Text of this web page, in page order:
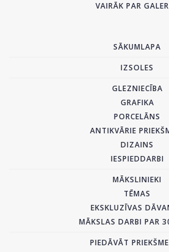
VAIRĀK PAR
SĀKUMLAPA
IZSOLES
GLEZNIECĪBA
GRAFIKA
PORCELĀNS
ANTIKVĀRIE
DIZAINS
IESPIEDDARBI
MĀKSLINIEKI
TĒMAS
EKSKLUZĪVAS
MĀKSLAS DARBI PAR
PIEDĀVĀT